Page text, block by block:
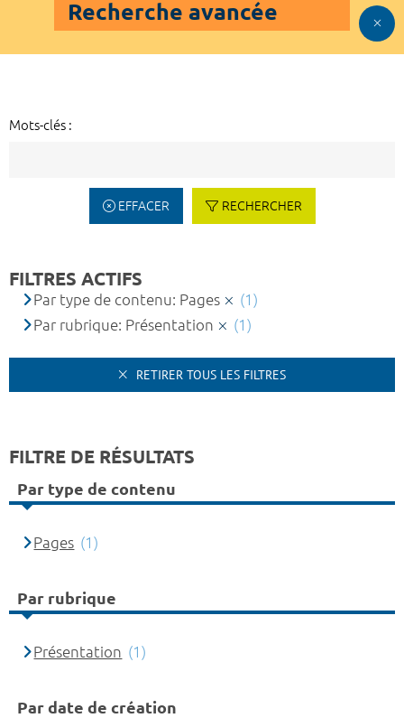
Recherche avancée
Mots-clés :
EFFACER RECHERCHER
FILTRES ACTIFS
Par type de contenu: Pages
(1)
Par rubrique: Présentation
(1)
RETIRER TOUS LES FILTRES
FILTRE DE RÉSULTATS
Par type de contenu
Pages (1)
Par rubrique
Présentation (1)
Par date de création